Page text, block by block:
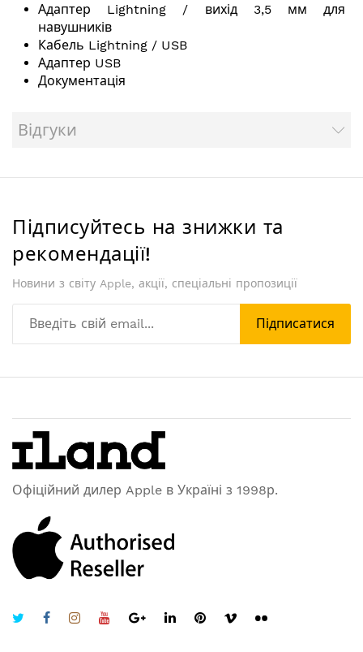
Адаптер Lightning / вихід 3,5 мм для
навушників
Кабель Lightning / USB
Адаптер USB
Документація
Відгуки
Підписуйтесь на знижки та
рекомендації!
Новини з світу Apple, акції, спеціальні пропозиції
Підписатися
Офіційний дилер Apple в Україні з 1998р.